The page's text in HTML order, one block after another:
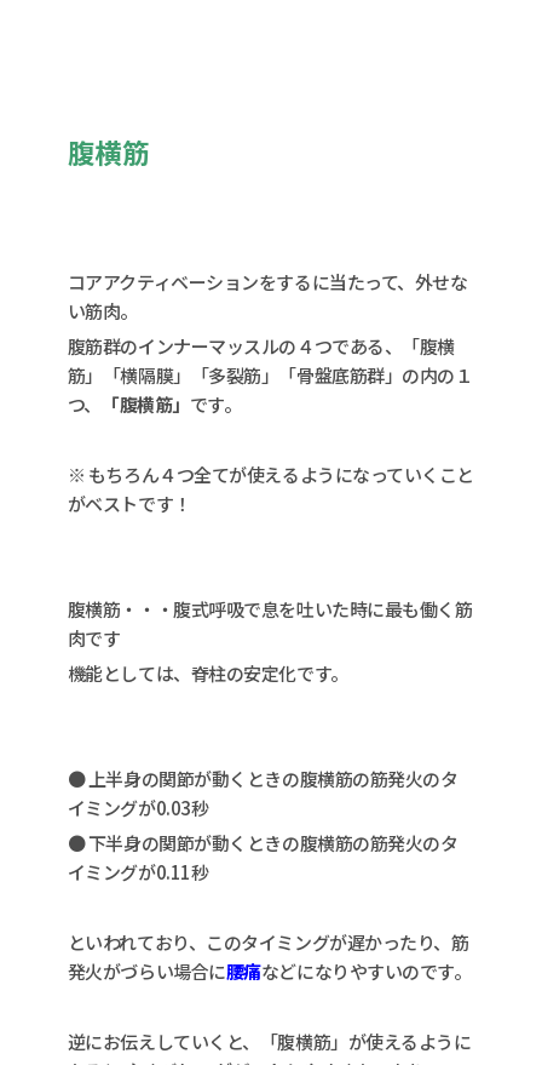
腹横筋
コアアクティベーションをするに当たって、外せな
い筋肉。
腹筋群のインナーマッスルの４つである、「腹横
筋」「横隔膜」「多裂筋」「骨盤底筋群」の内の１
つ、
「腹横筋」 です。
※ もちろん４つ全てが使えるようになっていくこと
がベストです！
腹横筋・・・腹式呼吸で息を吐いた時に最も働く筋
肉です
機能としては、脊柱の安定化です。
● 上半身の関節が動くときの腹横筋の筋発火のタ
イミングが0.03秒
● 下半身の関節が動くときの腹横筋の筋発火のタ
イミングが0.11秒
といわれており、このタイミングが遅かったり、筋
発火がづらい場合に腰痛などになりやすいのです。
逆にお伝えしていくと、「腹横筋」が使えるように